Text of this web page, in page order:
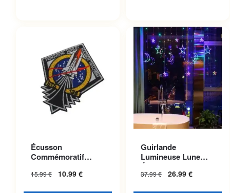
Écusson
Commémoratif
15.99€ 10.99 €
Guirlande
Lumineuse Lune
Étoilée
37.99€ 26.99 €